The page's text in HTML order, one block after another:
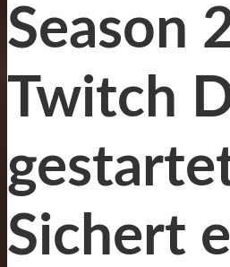
Season
Twitch
Sichert